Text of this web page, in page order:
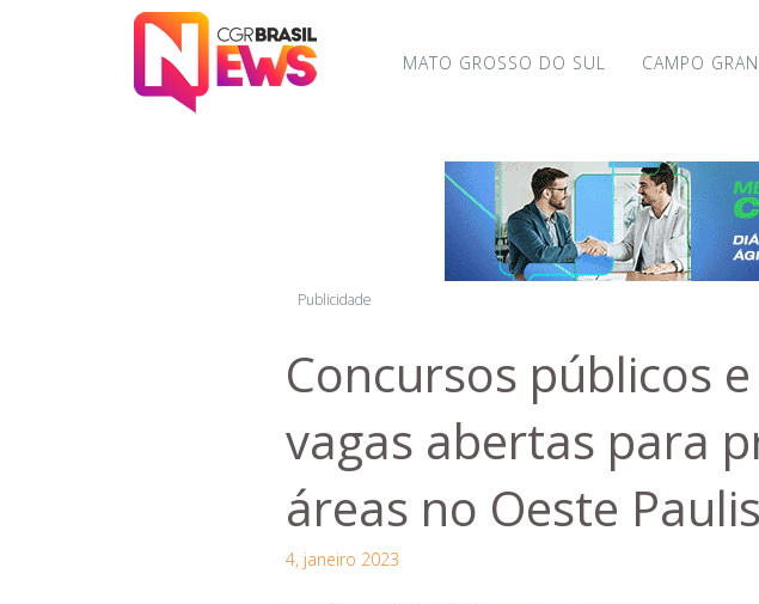
MATO GROSSO DO SUL CAMPO
Publicidade
Concursos públicos
vagas abertas para
áreas no Oeste
4, janeiro 2023